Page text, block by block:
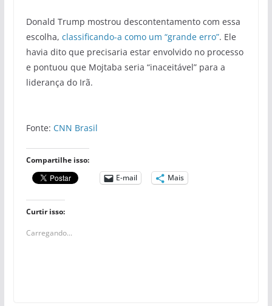
Donald Trump mostrou descontentamento com essa
escolha, classificando-a como um “grande erro”. Ele
havia dito que precisaria estar envolvido no processo
e pontuou que Mojtaba seria “inaceitável” para a
liderança do Irã.
Fonte: CNN Brasil
Compartilhe isso:
E-mail
Mais
Curtir isso:
Carregando...